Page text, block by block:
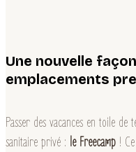
Une nouvelle
emplacements
Passer des vacances en toile de
sanitaire privé : le Freecamp ! Ce